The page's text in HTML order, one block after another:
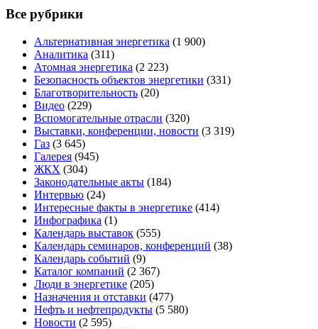
Все рубрики
Альтернативная энергетика (1 900)
Аналитика (311)
Атомная энергетика (2 223)
Безопасность объектов энергетики (331)
Благотворительность (20)
Видео (229)
Вспомогательные отрасли (320)
Выставки, конференции, новости (3 319)
Газ (3 645)
Галерея (945)
ЖКХ (304)
Законодательные акты (184)
Интервью (24)
Интересные факты в энергетике (414)
Инфографика (1)
Календарь выставок (555)
Календарь семинаров, конференций (38)
Календарь событий (9)
Каталог компаний (2 367)
Люди в энергетике (205)
Назначения и отставки (477)
Нефть и нефтепродукты (5 580)
Новости (2 595)